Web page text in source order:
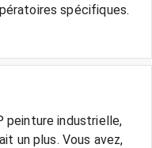
spécifiques.
peinture industrielle,
un plus. Vous avez,